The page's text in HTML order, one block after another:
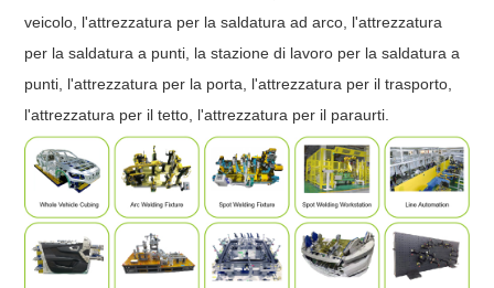
veicolo, l'attrezzatura per la saldatura ad arco, l'attrezzatura
per la saldatura a punti, la stazione di lavoro per la saldatura a
punti, l'attrezzatura per la porta, l'attrezzatura per il trasporto,
l'attrezzatura per il tetto, l'attrezzatura per il paraurti.